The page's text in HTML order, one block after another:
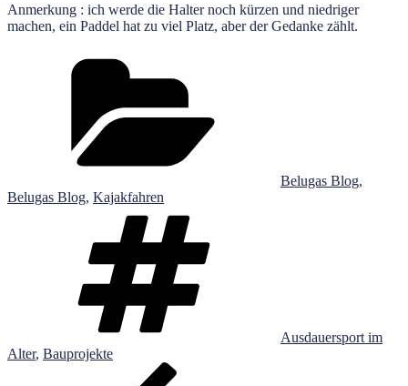
Anmerkung : ich werde die Halter noch kürzen und niedriger
machen, ein Paddel hat zu viel Platz, aber der Gedanke zählt.
Belugas Blog,
Belugas Blog, Kajakfahren
Ausdauersport im
Alter, Bauprojekte
Beitragsnavigation